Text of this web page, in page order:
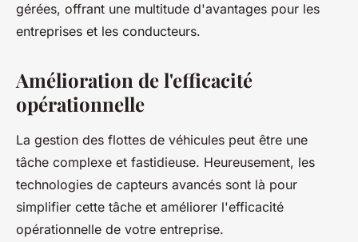
gérées, offrant une multitude d'avantages pour les
entreprises et les conducteurs.
Amélioration de l'efficacité
opérationnelle
La gestion des flottes de véhicules peut être une
tâche complexe et fastidieuse. Heureusement, les
technologies de capteurs avancés sont là pour
simplifier cette tâche et améliorer l'efficacité
opérationnelle de votre entreprise.